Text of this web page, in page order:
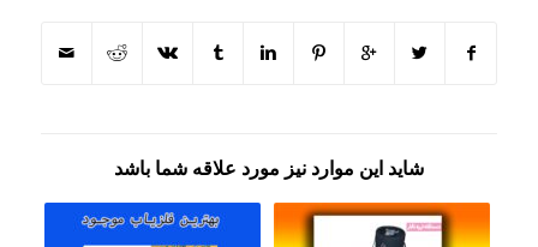
شاید این موارد نیز مورد علاقه شما باشد